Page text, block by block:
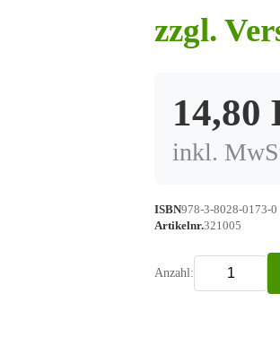
zzgl.
14,80
inkl.
ISBN978-3-8028-0173-0
Artikelnr.321005
Anzahl: